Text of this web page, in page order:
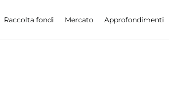
Raccolta fondi Mercato Approfondimenti